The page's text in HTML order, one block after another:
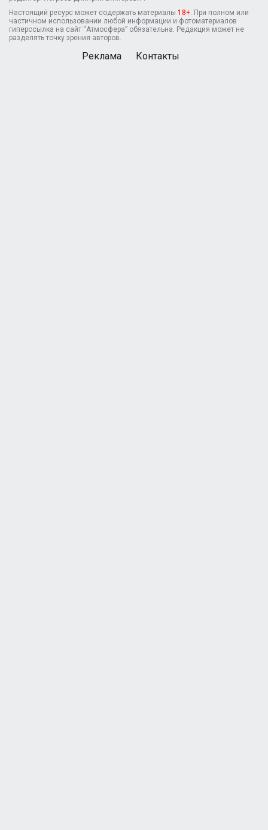
Настоящий ресурс может содержать материалы 18+ . При полном или
частичном использовании любой информации и фотоматериалов
гиперссылка на сайт “Атмосфера” обязательна. Редакция может не
разделять точку зрения авторов.
Реклама Контакты